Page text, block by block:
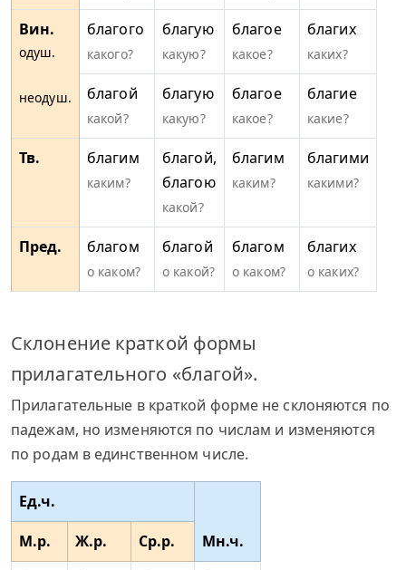
Вин.
одуш.
неодуш.
благого
какого?
благую
какую?
благое
какое?
благих
каких?
благой
какой?
благую
какую?
благое
какое?
благие
какие?
Тв. благим
каким?
благой,
благою
какой?
благим
каким?
благими
какими?
Пред. благом
о каком?
благой
о какой?
благом
о каком?
благих
о каких?
Склонение краткой формы
прилагательного «благой».
Прилагательные в краткой форме не склоняются по
падежам, но изменяются по числам и изменяются
по родам в единственном числе.
Ед.ч.
Мн.ч.
М.р. Ж.р.
Ср.р.